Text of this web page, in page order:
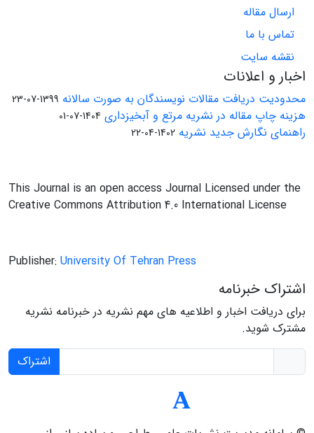
ارسال مقاله
تماس با ما
نقشه سایت
اخبار و اعلانات
محدودیت دریافت مقالات نویسندگان به صورت سالانه 1399-07-23
هزینه چاپ مقاله در نشریه مرتع و آبخیزداری 1404-07-01
راهنمای نگارش جدید نشریه 1402-04-22
This Journal is an open access Journal Licensed under the
Creative Commons Attribution 4.0 International License
Publisher: University Of Tehran Press
اشتراک خبرنامه
برای دریافت اخبار و اطلاعیه های مهم نشریه در خبرنامه نشریه
مشترک شوید.
اشتراک